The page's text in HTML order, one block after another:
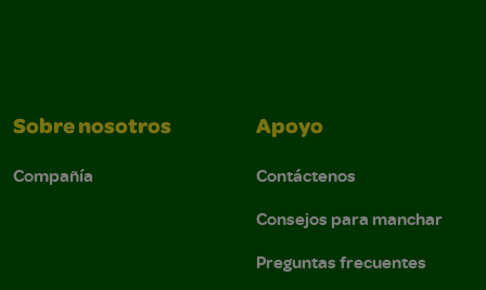
Sobre nosotros
Compañía
Apoyo
Contáctenos
Consejos para manchar
Preguntas frecuentes